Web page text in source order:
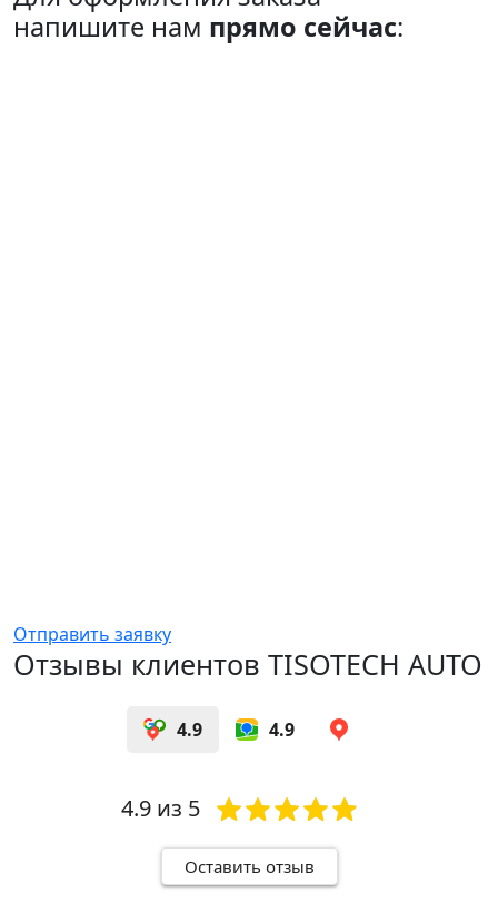
напишите нам прямо сейчас:
Отправить заявку
Отзывы клиентов TISOTECH AUTO
4.9 4.9
4.9из 5
Оставить отзыв